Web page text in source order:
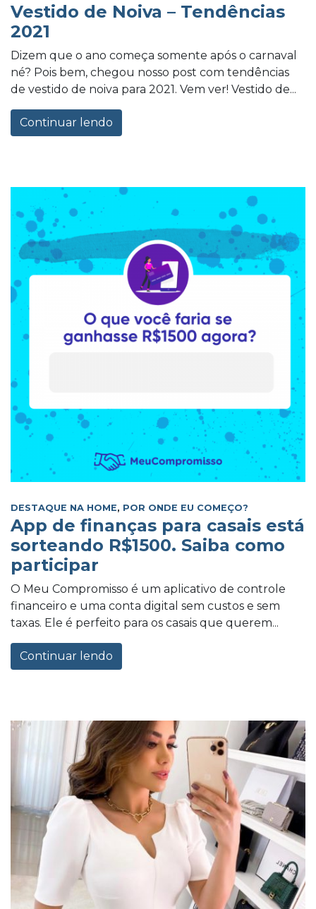
Vestido de Noiva – Tendências
2021
Dizem que o ano começa somente após o carnaval
né? Pois bem, chegou nosso post com tendências
de vestido de noiva para 2021. Vem ver! Vestido de...
Continuar lendo
DESTAQUE NA HOME, POR ONDE EU COMEÇO?
App de finanças para casais está
sorteando R$1500. Saiba como
participar
O Meu Compromisso é um aplicativo de controle
financeiro e uma conta digital sem custos e sem
taxas. Ele é perfeito para os casais que querem...
Continuar lendo